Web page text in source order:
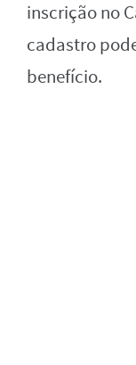
inscrição no
cadastro
benefício.